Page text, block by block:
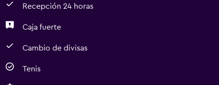
Recepción 24 horas
Caja fuerte
Cambio de divisas
Tenis